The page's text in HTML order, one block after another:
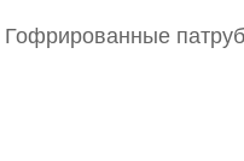
Гофрированные